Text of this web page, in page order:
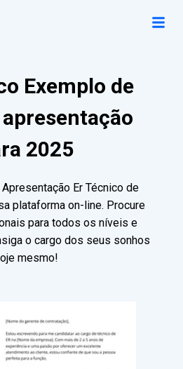
Exemplo de
2025
Er Técnico de
plataforma on-line. Procure
para todos os níveis e
o cargo dos seus sonhos
mesmo!